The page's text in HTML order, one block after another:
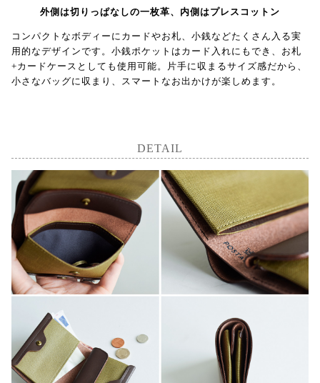
外側は切りっぱなしの一枚革、内側はプレスコットン
コンパクトなボディーにカードやお札、小銭などたくさん入る実
用的なデザインです。小銭ポケットはカード入れにもでき、お札
+カードケースとしても使用可能。片手に収まるサイズ感だから、
小さなバッグに収まり、スマートなお出かけが楽しめます。
DETAIL